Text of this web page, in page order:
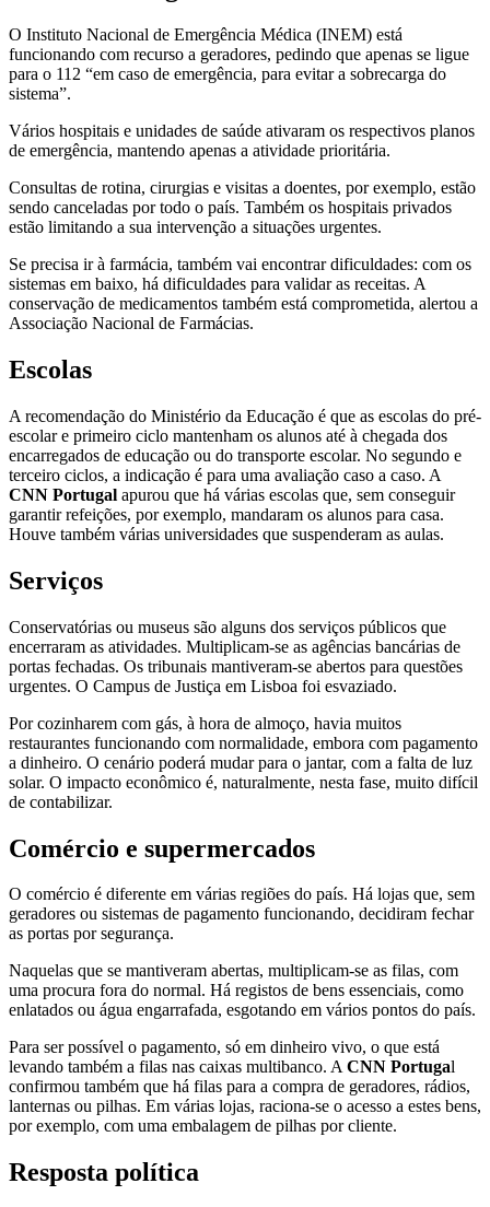
O Instituto Nacional de Emergência Médica (INEM) está
funcionando com recurso a geradores, pedindo que apenas se ligue
para o 112 “em caso de emergência, para evitar a sobrecarga do
sistema”.
Vários hospitais e unidades de saúde ativaram os respectivos planos
de emergência, mantendo apenas a atividade prioritária.
Consultas de rotina, cirurgias e visitas a doentes, por exemplo, estão
sendo canceladas por todo o país. Também os hospitais privados
estão limitando a sua intervenção a situações urgentes.
Se precisa ir à farmácia, também vai encontrar dificuldades: com os
sistemas em baixo, há dificuldades para validar as receitas. A
conservação de medicamentos também está comprometida, alertou a
Associação Nacional de Farmácias.
Escolas
A recomendação do Ministério da Educação é que as escolas do pré-
escolar e primeiro ciclo mantenham os alunos até à chegada dos
encarregados de educação ou do transporte escolar. No segundo e
terceiro ciclos, a indicação é para uma avaliação caso a caso. A
CNN Portugal apurou que há várias escolas que, sem conseguir
garantir refeições, por exemplo, mandaram os alunos para casa.
Houve também várias universidades que suspenderam as aulas.
Serviços
Conservatórias ou museus são alguns dos serviços públicos que
encerraram as atividades. Multiplicam-se as agências bancárias de
portas fechadas. Os tribunais mantiveram-se abertos para questões
urgentes. O Campus de Justiça em Lisboa foi esvaziado.
Por cozinharem com gás, à hora de almoço, havia muitos
restaurantes funcionando com normalidade, embora com pagamento
a dinheiro. O cenário poderá mudar para o jantar, com a falta de luz
solar. O impacto econômico é, naturalmente, nesta fase, muito difícil
de contabilizar.
Comércio e supermercados
O comércio é diferente em várias regiões do país. Há lojas que, sem
geradores ou sistemas de pagamento funcionando, decidiram fechar
as portas por segurança.
Naquelas que se mantiveram abertas, multiplicam-se as filas, com
uma procura fora do normal. Há registos de bens essenciais, como
enlatados ou água engarrafada, esgotando em vários pontos do país.
Para ser possível o pagamento, só em dinheiro vivo, o que está
levando também a filas nas caixas multibanco. ACNN Portugal
confirmou também que há filas para a compra de geradores, rádios,
lanternas ou pilhas. Em várias lojas, raciona-se o acesso a estes bens,
por exemplo, com uma embalagem de pilhas por cliente.
Resposta política